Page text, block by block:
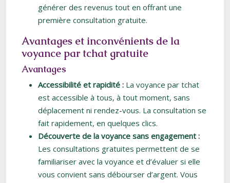
générer des revenus tout en offrant une
première consultation gratuite.
Avantages et inconvénients de la
voyance par tchat gratuite
Avantages
Accessibilité et rapidité : La voyance par tchat
est accessible à tous, à tout moment, sans
déplacement ni rendez-vous. La consultation se
fait rapidement, en quelques clics.
Découverte de la voyance sans engagement :
Les consultations gratuites permettent de se
familiariser avec la voyance et d’évaluer si elle
vous convient sans débourser d’argent. Vous